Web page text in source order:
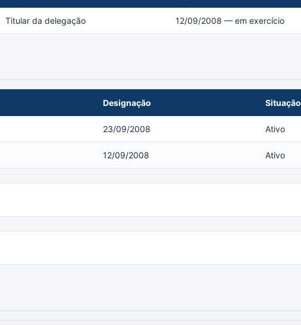
Titular da delegação 12/09/2008 — em exercício
Designação Situação
23/09/2008 Ativo
12/09/2008 Ativo